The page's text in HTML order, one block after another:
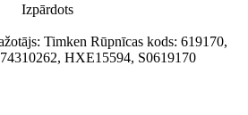
Izpārdots
Timken Rūpnīcas kods: 619170,
HXE15594, S0619170